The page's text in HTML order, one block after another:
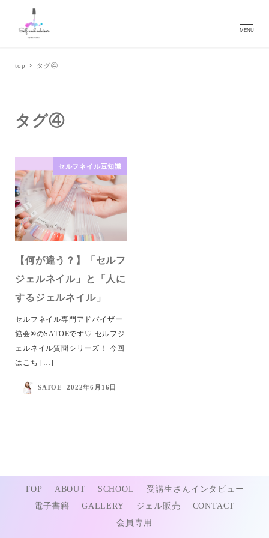
MENU
top タグ④
タグ④
セルフネイル豆知識
【何が違う？】「セルフ
ジェルネイル」と「人に
するジェルネイル」
セルフネイル専門アドバイザー
協会®︎のSATOEです♡ セルフジ
ェルネイル質問シリーズ！ 今回
はこち […]
SATOE 2022年6月16日
TOP ABOUT SCHOOL
受講生さんインタビュー
電子書籍
GALLERY ジェル販売
CONTACT
会員専用